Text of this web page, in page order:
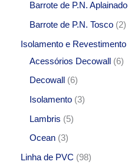
Barrote de P.N. Aplainado
Barrote de P.N. Tosco 2
Isolamento e Revestimento
Acessórios Decowall
6
Decowall 6
Isolamento 3
Lambris 5
Ocean 3
Linha de PVC
98